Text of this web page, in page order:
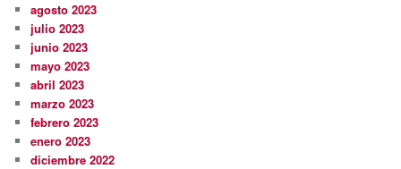
agosto 2023
julio 2023
junio 2023
mayo 2023
abril 2023
marzo 2023
febrero 2023
enero 2023
diciembre 2022